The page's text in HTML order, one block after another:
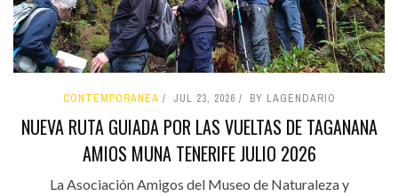
CONTEMPORÁNEA JUL 23, 2026 BY LAGENDARIO
NUEVA RUTA GUIADA POR LAS VUELTAS DE TAGANANA
AMIOS MUNA TENERIFE JULIO 2026
La Asociación Amigos del Museo de Naturaleza y